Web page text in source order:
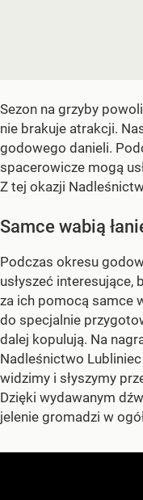
Sezon na grzyby
nie brakuje atrakcji.
godowego danieli.
spacerowicze mogą
Z tej okazji
Samce wabią
Podczas okresu
usłyszeć interesujące,
za ich pomocą samce
do specjalnie
dalej kopulują. Na
Nadleśnictwo
widzimy i słyszymy
Dzięki wydawanym
jelenie gromadzi w